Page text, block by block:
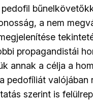
a nem
propagandistái
annak a célja a
pedofíliát valójában
szerint is